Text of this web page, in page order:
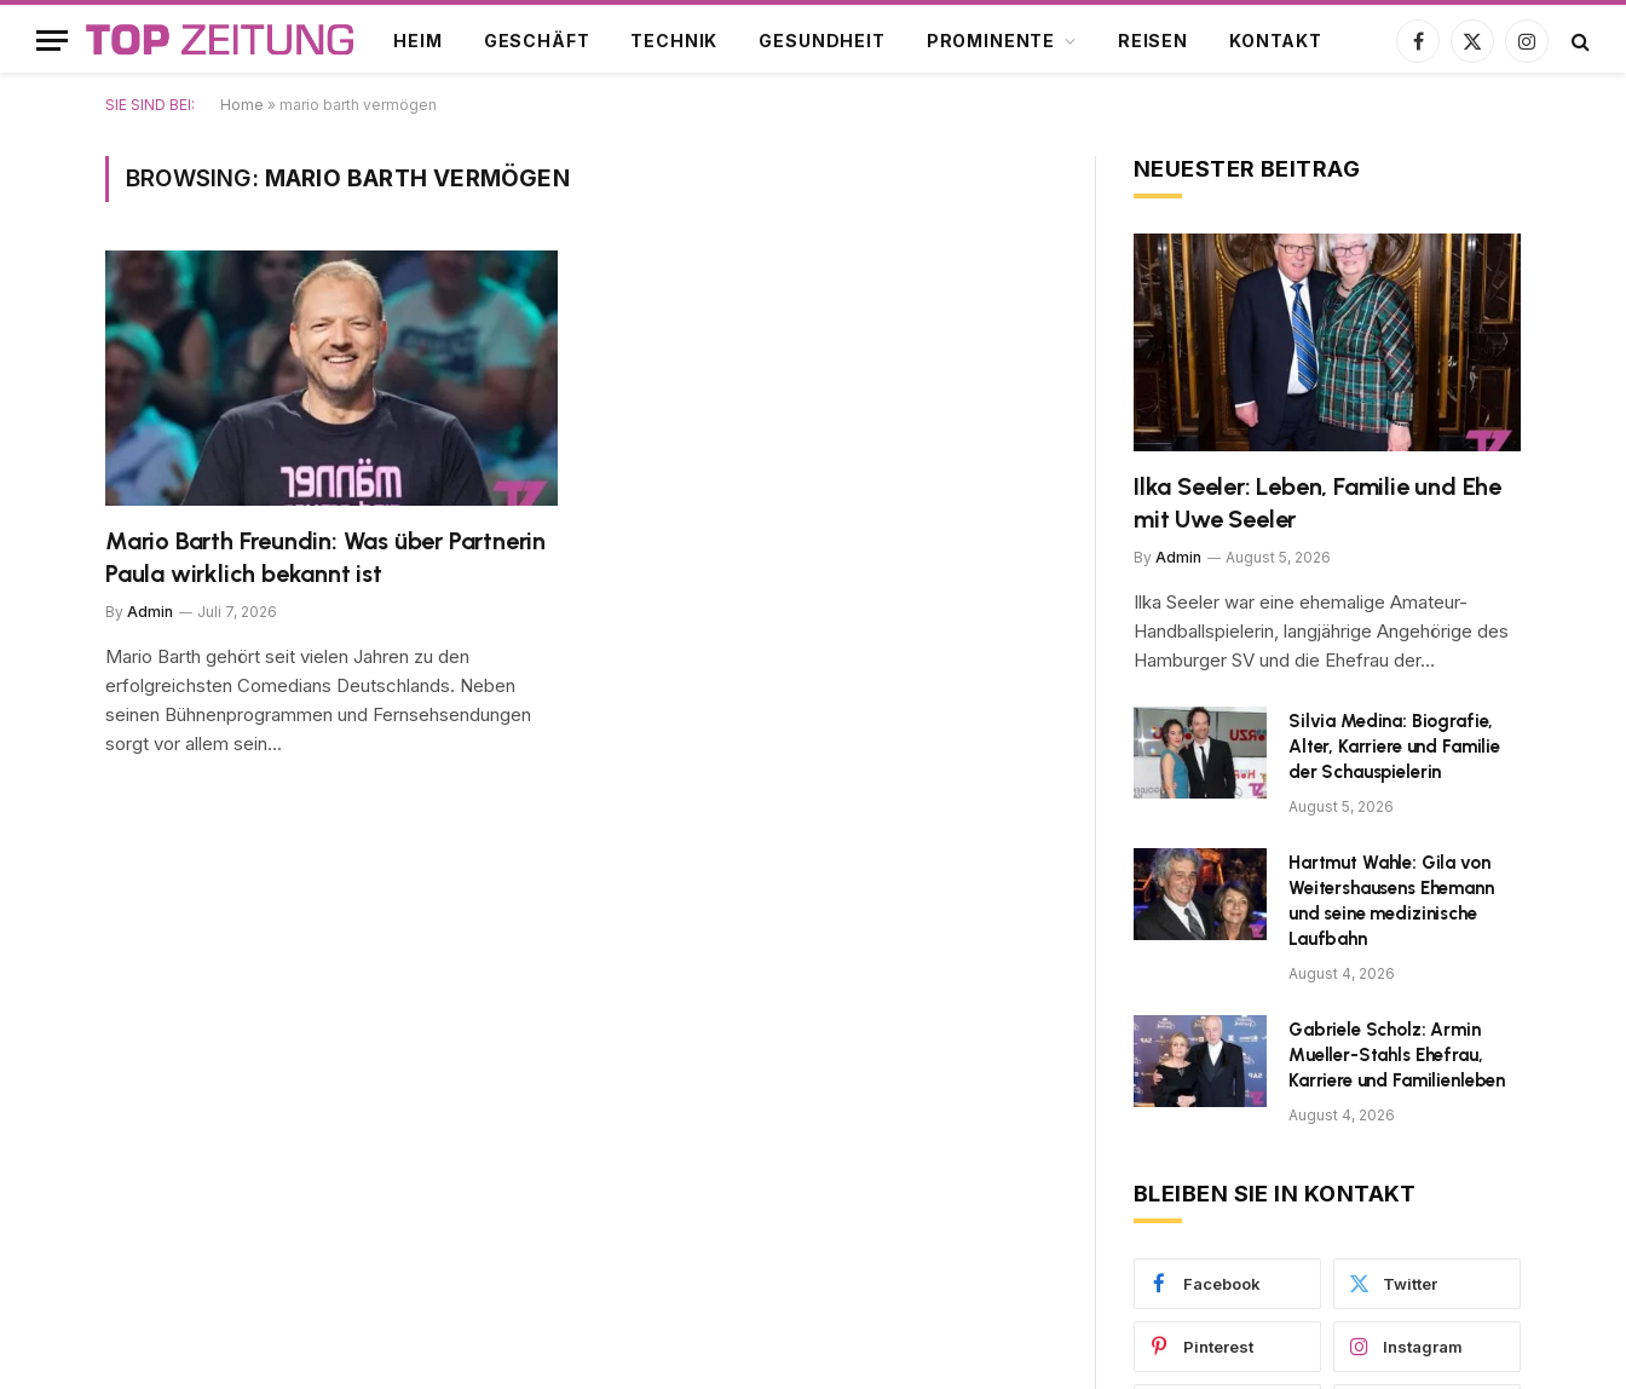
HEIM GESCHÄFT TECHNIK GESUNDHEIT PROMINENTE REISEN KONTAKT
Facebook
X
Instagram
SIE SIND BEI: Home » mario barth vermögen
BROWSING: MARIO BARTH VERMÖGEN
Mario Barth Freundin: Was über Partnerin
Paula wirklich bekannt ist
By Admin Juli 7, 2026
Mario Barth gehört seit vielen Jahren zu den
erfolgreichsten Comedians Deutschlands. Neben
seinen Bühnenprogrammen und Fernsehsendungen
sorgt vor allem sein…
NEUESTER BEITRAG
Ilka Seeler: Leben, Familie und Ehe
mit Uwe Seeler
By Admin August 5, 2026
Ilka Seeler war eine ehemalige Amateur-
Handballspielerin, langjährige Angehörige des
Hamburger SV und die Ehefrau der…
Silvia Medina: Biografie,
Alter, Karriere und Familie
der Schauspielerin
August 5, 2026
Hartmut Wahle: Gila von
Weitershausens Ehemann
und seine medizinische
Laufbahn
August 4, 2026
Gabriele Scholz: Armin
Mueller-Stahls Ehefrau,
Karriere und Familienleben
August 4, 2026
BLEIBEN SIE IN KONTAKT
Facebook Twitter
Pinterest Instagram